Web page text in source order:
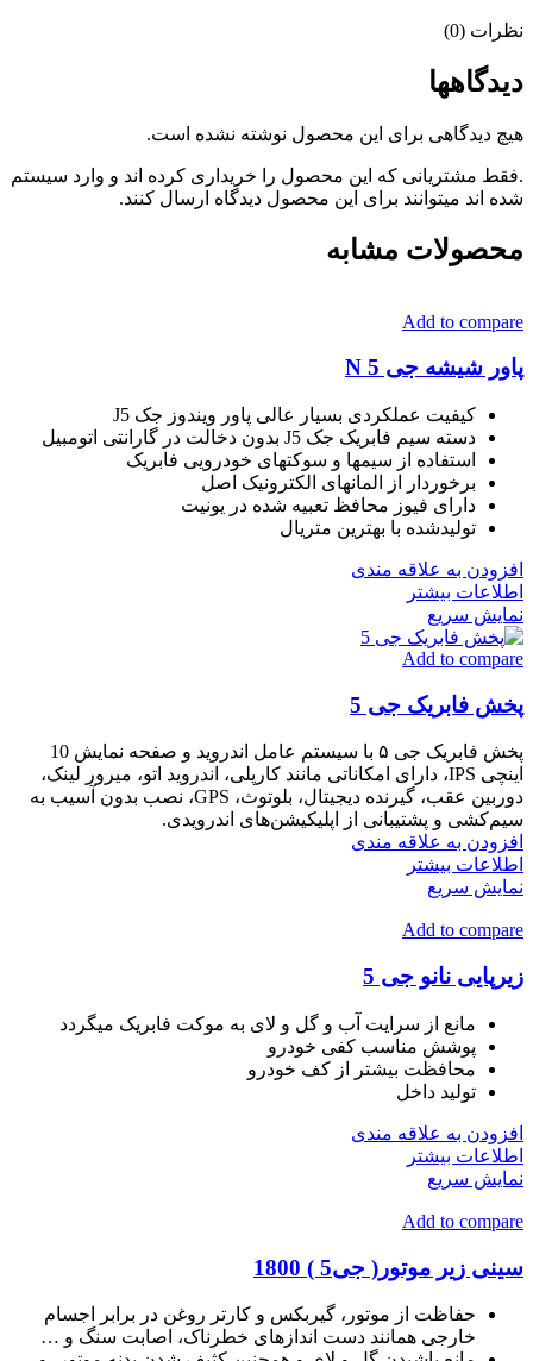
نظرات (0)
دیدگاهها
هیچ دیدگاهی برای این محصول نوشته نشده است.
.فقط مشتریانی که این محصول را خریداری کرده اند و وارد سیستم
شده اند میتوانند برای این محصول دیدگاه ارسال کنند.
محصولات مشابه
Add to compare
پاور شیشه جی 5 N
کیفیت عملکردی بسیار عالی پاور ویندوز جک J5
دسته سیم فابریک جک J5 بدون دخالت در گارانتی اتومبیل
استفاده از سیمها و سوکتهای خودرویی فابریک
برخوردار از المانهای الکترونیک اصل
دارای فیوز محافظ تعبیه شده در یونیت
تولیدشده با بهترین متریال
افزودن به علاقه مندی
اطلاعات بیشتر
نمایش سریع
Add to compare
پخش فابریک جی 5
پخش فابریک جی ۵ با سیستم عامل اندروید و صفحه نمایش 10
اینچی IPS، دارای امکاناتی مانند کارپلی، اندروید اتو، میرور لینک،
دوربین عقب، گیرنده دیجیتال، بلوتوث، GPS، نصب بدون آسیب به
سیم‌کشی و پشتیبانی از اپلیکیشن‌های اندرویدی.
افزودن به علاقه مندی
اطلاعات بیشتر
نمایش سریع
Add to compare
زیرپایی نانو جی 5
مانع از سرایت آب و گل و لای به موکت فابریک میگردد
پوشش مناسب کفی خودرو
محافظت بیشتر از کف خودرو
تولید داخل
افزودن به علاقه مندی
اطلاعات بیشتر
نمایش سریع
Add to compare
سینی زیر موتور( جی5 ) 1800
حفاظت از موتور، گیربکس و کارتر روغن در برابر اجسام
خارجی همانند دست اندازهای خطرناک، اصابت سنگ و …